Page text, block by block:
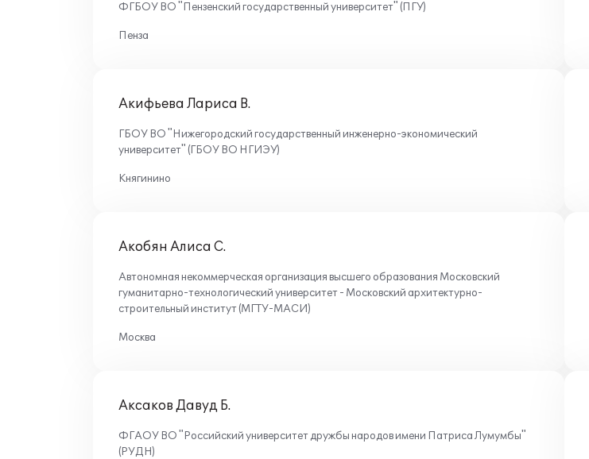
ФГБОУ ВО "Пензенский государственный университет" (ПГУ)
Пенза
Акифьева Лариса В.
ГБОУ ВО "Нижегородский государственный инженерно-экономический
университет" (ГБОУ ВО НГИЭУ)
Княгинино
Акобян Алиса С.
Автономная некоммерческая организация высшего образования Московский
гуманитарно-технологический университет - Московский архитектурно-
строительный институт (МГТУ-МАСИ)
Москва
Аксаков Давуд Б.
ФГАОУ ВО "Российский университет дружбы народов имени Патриса Лумумбы"
(РУДН)